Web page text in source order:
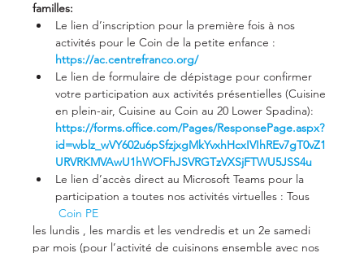
familles:
Le lien d’inscription pour la première fois à nos
activités pour le Coin de la petite enfance :
https://ac.centrefranco.org/
Le lien de formulaire de dépistage pour confirmer
votre participation aux activités présentielles (Cuisine
en plein-air, Cuisine au Coin au 20 Lower Spadina):
https://forms.office.com/Pages/ResponsePage.aspx?
id=wblz_wVY602u6pSfzjxgMkYvxhHcxIVIhREv7gT0vZ1
URVRKMVAwU1hWOFhJSVRGTzVXSjFTWU5JSS4u
Le lien d’accès direct au Microsoft Teams pour la
participation a toutes nos activités virtuelles : Tous
Coin PE
les lundis , les mardis et les vendredis et un 2e samedi
par mois (pour l’activité de cuisinons ensemble avec nos